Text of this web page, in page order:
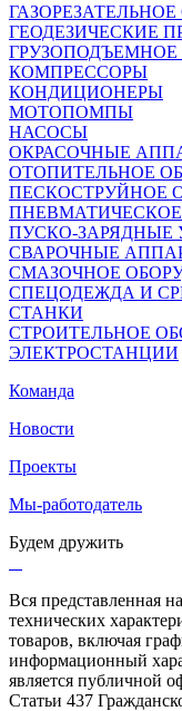
ГЕОДЕЗИЧЕСКИЕ
КОМПРЕССОРЫ
КОНДИЦИОНЕРЫ
МОТОПОМПЫ
НАСОСЫ
ОКРАСОЧНЫЕ
ОТОПИТЕЛЬНОЕ
ПЕСКОСТРУЙНОЕ
ПУСКО-ЗАРЯДНЫЕ
СВАРОЧНЫЕ
СМАЗОЧНОЕ
СПЕЦОДЕЖДА И
СТАНКИ
СТРОИТЕЛЬНОЕ
ЭЛЕКТРОСТАНЦИИ
Команда
Новости
Проекты
Мы-работодатель
Будем дружить
Вся представленная
технических
товаров, включая
информационный
является публичной
Статьи 437